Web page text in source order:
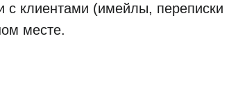
с клиентами (имейлы, переписки
месте.